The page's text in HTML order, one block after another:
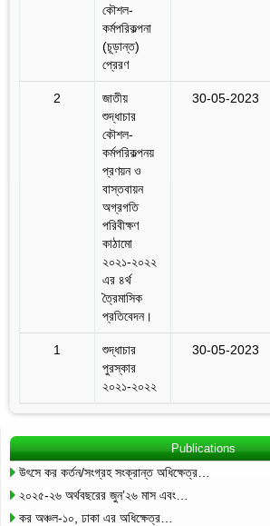
কৌশল-
কর্মপরিকল্পনা
(চূড়ান্ত)
প্রেরণ
2
জাতীয়
শুদ্ধাচার
কৌশল-
কর্মপরিকল্পনয়
প্রণয়ন ও
বাস্তবায়ন
অগ্রগতি
পরিবীক্ষণ
কাঠামো
২০২১-২০২২
এর ৪র্থ
ত্রৈমাসিক
প্রতিবেদন।
30-05-2023
1
শুদ্ধাচার
পুরস্কার
২০২১-২০২২
30-05-2023
Publications
উৎসে কর কর্তন/সংগ্রহ সংক্রান্ত অধিক্ষেত্র…
২০২৫-২৬ অর্থবছরের জুন’২৬ মাস এবং…
কর অঞ্চল-১০, ঢাকা এর অধিক্ষেত্র…